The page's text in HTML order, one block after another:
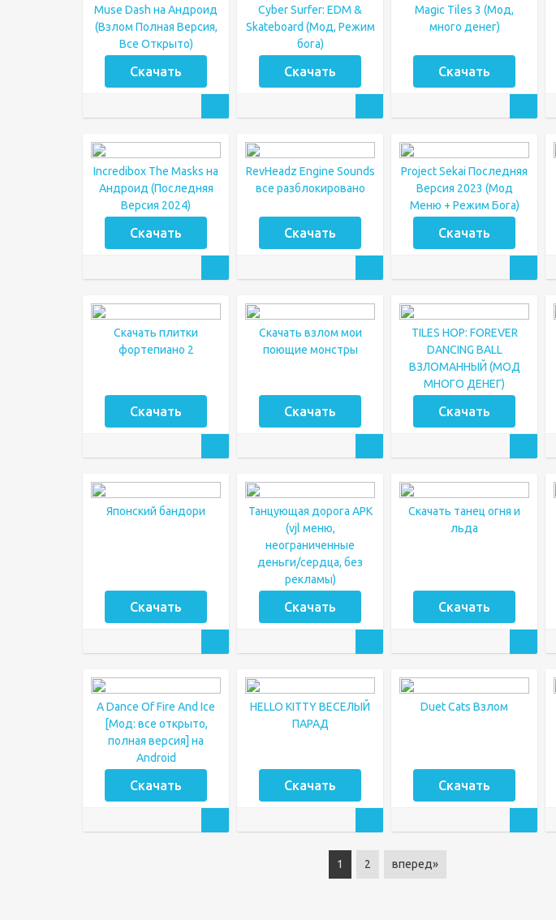
Muse Dash на Андроид
(Взлом Полная Версия,
Все Открыто)
Скачать
Cyber Surfer: EDM &
Skateboard (Мод, Режим
бога)
Скачать
Magic Tiles 3 (Мод,
много денег)
Скачать
Incredibox The Masks на
Андроид (Последняя
Версия 2024)
Скачать
RevHeadz Engine Sounds
все разблокировано
Скачать
Project Sekai Последняя
Версия 2023 (Мод
Меню + Режим Бога)
Скачать
Скачать плитки
фортепиано 2
Скачать
Скачать взлом мои
поющие монстры
Скачать
TILES HOP: FOREVER
DANCING BALL
ВЗЛОМАННЫЙ (МОД
МНОГО ДЕНЕГ)
Скачать
Японский бандори
Скачать
Танцующая дорога APK
(vjl меню,
неограниченные
деньги/сердца, без
рекламы)
Скачать
Скачать танец огня и
льда
Скачать
A Dance Of Fire And Ice
[Мод: все открыто,
полная версия] на
Android
Скачать
HELLO KITTY ВЕСЕЛЫЙ
ПАРАД
Скачать
Duet Cats Взлом
Скачать
1 2 вперед»